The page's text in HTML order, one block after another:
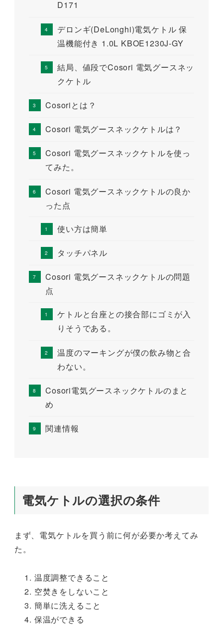
D171
デロンギ(DeLonghi)電気ケトル 保
温機能付き 1.0L KBOE1230J-GY
結局、値段でCosori 電気グースネッ
クケトル
Cosoriとは？
Cosori 電気グースネックケトルは？
Cosori 電気グースネックケトルを使っ
てみた。
Cosori 電気グースネックケトルの良か
った点
使い方は簡単
タッチパネル
Cosori 電気グースネックケトルの問題
点
ケトルと台座との接合部にゴミが入
りそうである。
温度のマーキングが僕の飲み物と合
わない。
Cosori電気グースネックケトルのまと
め
関連情報
電気ケトルの選択の条件
まず、電気ケトルを買う前に何が必要か考えてみ
た。
温度調整できること
空焚きをしないこと
簡単に洗えること
保温ができる